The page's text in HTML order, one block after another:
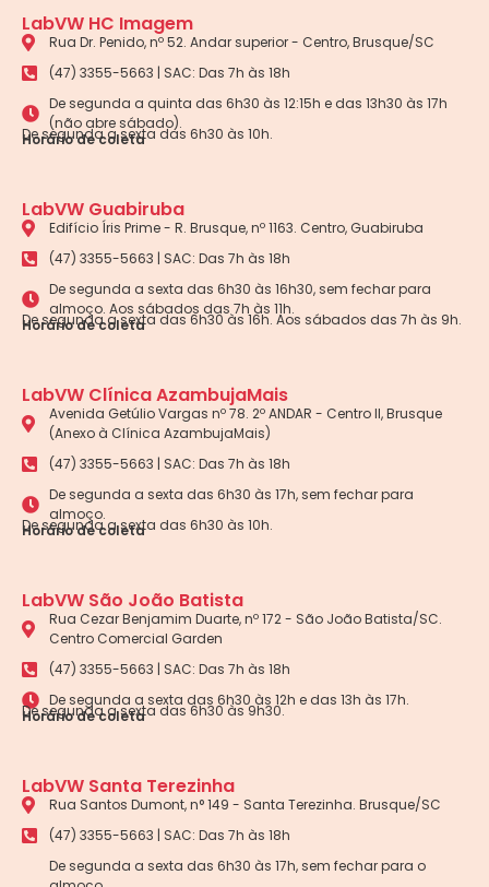
LabVW HC Imagem
Rua Dr. Penido, nº 52. Andar superior - Centro, Brusque/SC
(47) 3355-5663 | SAC: Das 7h às 18h
De segunda a quinta das 6h30 às 12:15h e das 13h30 às 17h
(não abre sábado).
Horário de coleta
De segunda a sexta das 6h30 às 10h.
LabVW Guabiruba
Edifício Íris Prime - R. Brusque, nº 1163. Centro, Guabiruba
(47) 3355-5663 | SAC: Das 7h às 18h
De segunda a sexta das 6h30 às 16h30, sem fechar para
almoço. Aos sábados das 7h às 11h.
Horário de coleta
De segunda a sexta das 6h30 às 16h. Aos sábados das 7h às 9h.
LabVW Clínica AzambujaMais
Avenida Getúlio Vargas nº 78. 2º ANDAR - Centro II, Brusque
(Anexo à Clínica AzambujaMais)
(47) 3355-5663 | SAC: Das 7h às 18h
De segunda a sexta das 6h30 às 17h, sem fechar para
almoço.
Horário de coleta
De segunda a sexta das 6h30 às 10h.
LabVW São João Batista
Rua Cezar Benjamim Duarte, nº 172 - São João Batista/SC.
Centro Comercial Garden
(47) 3355-5663 | SAC: Das 7h às 18h
De segunda a sexta das 6h30 às 12h e das 13h às 17h.
Horário de coleta
De segunda a sexta das 6h30 às 9h30.
LabVW Santa Terezinha
Rua Santos Dumont, n° 149 - Santa Terezinha. Brusque/SC
(47) 3355-5663 | SAC: Das 7h às 18h
De segunda a sexta das 6h30 às 17h, sem fechar para o